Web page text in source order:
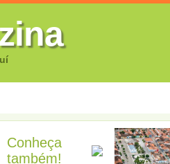
Conheça
também!